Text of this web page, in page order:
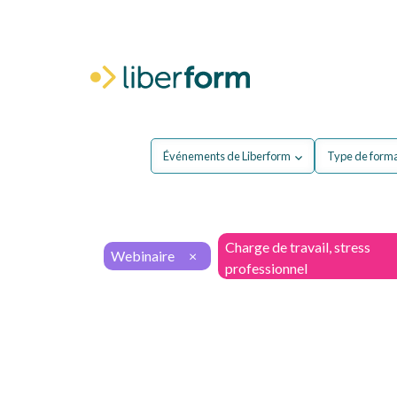
Événements de Liberform Type de
Webinaire ×
Charge de travail, stress
professionnel